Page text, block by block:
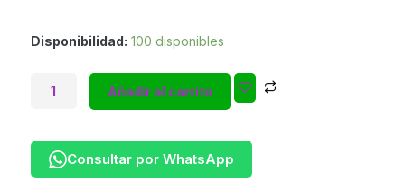
Disponibilidad: 100 disponibles
Doxivet
Doxiciclina
Añadir al carrito
Consultar por WhatsApp